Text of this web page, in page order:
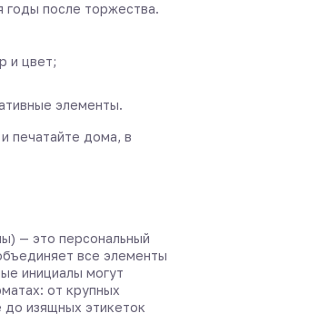
годы после торжества.
и цвет;
элементы.
печатайте дома, в
— это персональный
все элементы
инициалы могут
от крупных
до изящных этикеток